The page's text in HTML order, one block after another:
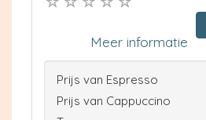
Meer informatie
Prijs van Espresso
Prijs van Cappuccino